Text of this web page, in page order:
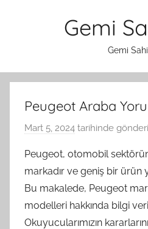
Gemi
Gemi
Peugeot Araba
Mart 5, 2024 tarihinde
Peugeot, otomobil
markadır ve geniş bir ürün
Bu makalede, Peugeot
modelleri hakkında bilgi
Okuyucularımızın